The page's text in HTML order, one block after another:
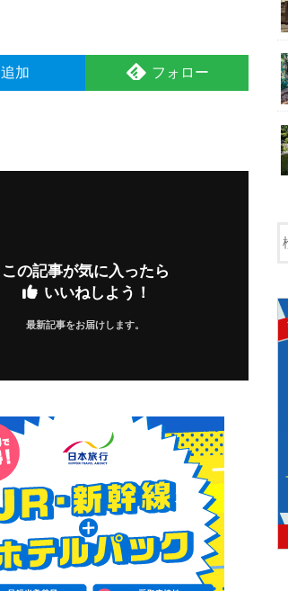
追加 フォロー
この記事が気に入ったら
いいねしよう！
最新記事をお届けします。